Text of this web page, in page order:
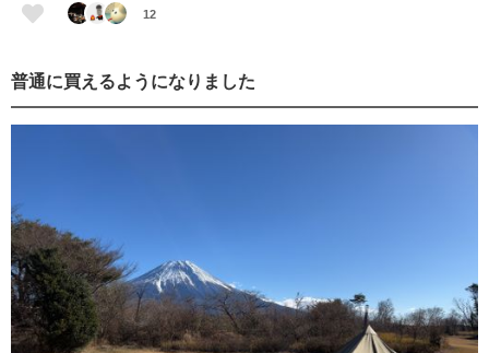
12
普通に買えるようになりました